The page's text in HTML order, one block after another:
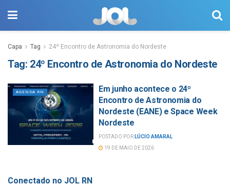
Capa Tag 24º Encontro de Astronomia do Nordeste
Tag: 24º Encontro de Astronomia do Nordeste
AGENDA RN
Em junho acontece o 24º
Encontro de Astronomia do
Nordeste (EANE) e Space Week
Nordeste
POSTADO POR LÚCIO AMARAL
19 DE MAIO DE 2026
Conectado no JOL RN